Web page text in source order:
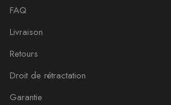
FAQ
Livraison
Retours
Droit de rétractation
Garantie